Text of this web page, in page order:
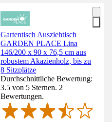
Gartentisch Ausziehtisch
GARDEN PLACE Lina
146/200 x 90 x 76,5 cm aus
robustem Akazienholz, bis zu
8 Sitzplätze
Durchschnittliche Bewertung:
3.5 von 5 Sternen. 2
Bewertungen.